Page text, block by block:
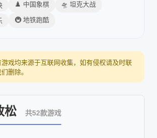
♟️ 中国象棋 🛸 坦克大战
🚇 地铁跑酷
游戏均来源于互联网收集，如有侵权请及时联
删除。
松 共52款游戏